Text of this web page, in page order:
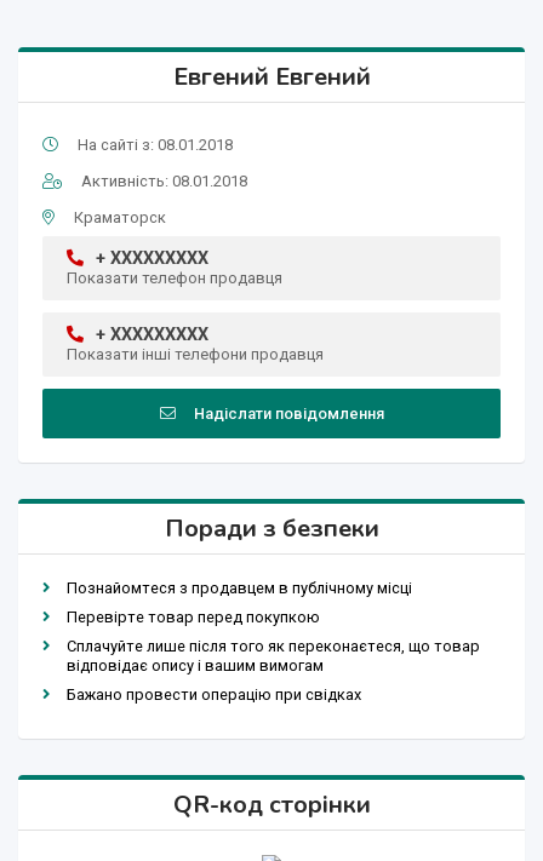
Евгений Евгений
На сайті з: 08.01.2018
Активність: 08.01.2018
Краматорск
+ XXXXXXXXX
Показати телефон продавця
+ XXXXXXXXX
Показати інші телефони продавця
Надіслати повідомлення
Поради з безпеки
Познайомтеся з продавцем в публічному місці
Перевірте товар перед покупкою
Сплачуйте лише після того як переконаєтеся, що товар
відповідає опису і вашим вимогам
Бажано провести операцію при свідках
QR-код сторінки